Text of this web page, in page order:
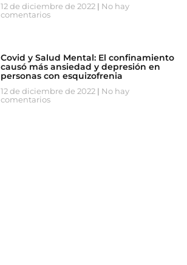
12 de diciembre de 2022
No hay
comentarios
Covid y Salud Mental: El confinamiento
causó más ansiedad y depresión en
personas con esquizofrenia
12 de diciembre de 2022
No hay
comentarios